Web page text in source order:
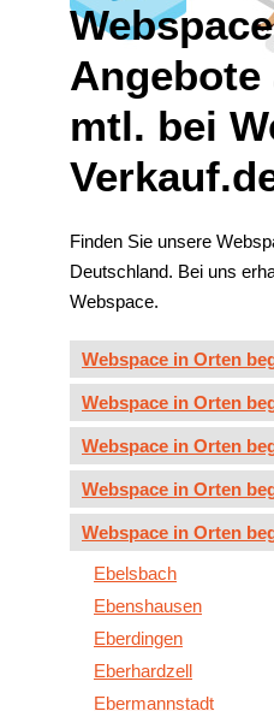
Webspace
Angebote
mtl. bei
Finden Sie unsere
Deutschland. Bei uns
Webspace.
Webspace in Orten
Webspace in Orten
Webspace in Orten
Webspace in Orten
Webspace in Orten
Ebelsbach
Ebenshausen
Eberdingen
Eberhardzell
Ebermannstadt